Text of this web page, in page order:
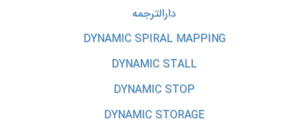
دارالترجمه
DYNAMIC SPIRAL MAPPING
DYNAMIC STALL
DYNAMIC STOP
DYNAMIC STORAGE